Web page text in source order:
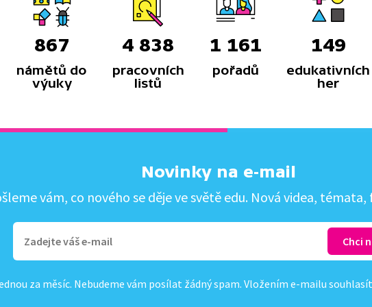
867
námětů do
výuky
4 838
pracovních
listů
1 161
pořadů
149
edukativních
her
Novinky na e-mail
vám, co nového se děje ve světě edu. Nová videa, témata,
za měsíc. Nebudeme vám posílat žádný spam. Vložením e-mailu